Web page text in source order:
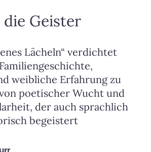
Geister
Lächeln“ verdichtet
weibliche Erfahrung zu
poetischer Wucht und
der auch sprachlich
begeistert